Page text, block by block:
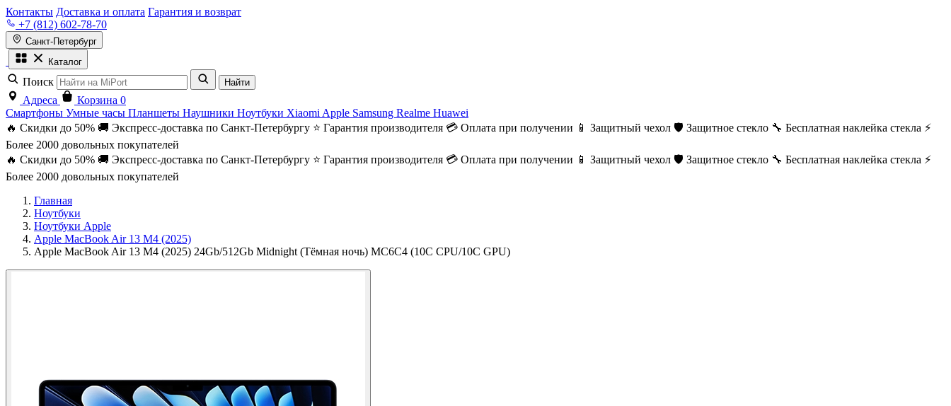
Контакты Доставка и оплата Гарантия и возврат
+7 (812) 602-78-70
Санкт-Петербург
Каталог
Поиск Найти
Адреса Корзина 0
Смартфоны Умные часы Планшеты Наушники Ноутбуки Xiaomi Apple Samsung Realme Huawei
🔥 Скидки до 50% 🚚 Экспресс-доставка по Санкт-Петербургу ⭐ Гарантия производителя 💳 Оплата при получении 📱 Защитный чехол 🛡️ Защитное стекло 🔧 Бесплатная наклейка стекла ⚡
Более 2000 довольных покупателей
🔥 Скидки до 50% 🚚 Экспресс-доставка по Санкт-Петербургу ⭐ Гарантия производителя 💳 Оплата при получении 📱 Защитный чехол 🛡️ Защитное стекло 🔧 Бесплатная наклейка стекла ⚡
Более 2000 довольных покупателей
Главная
Ноутбуки
Ноутбуки Apple
Apple MacBook Air 13 M4 (2025)
Apple MacBook Air 13 M4 (2025) 24Gb/512Gb Midnight (Тёмная ночь) MC6C4 (10C CPU/10C GPU)